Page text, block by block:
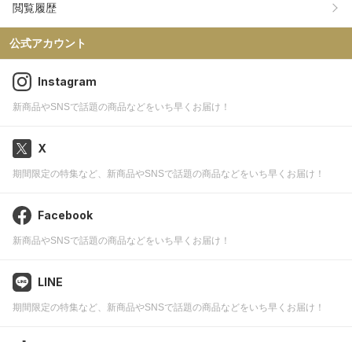
閲覧履歴
公式アカウント
Instagram
新商品やSNSで話題の商品などをいち早くお届け！
X
期間限定の特集など、新商品やSNSで話題の商品などをいち早くお届け！
Facebook
新商品やSNSで話題の商品などをいち早くお届け！
LINE
期間限定の特集など、新商品やSNSで話題の商品などをいち早くお届け！